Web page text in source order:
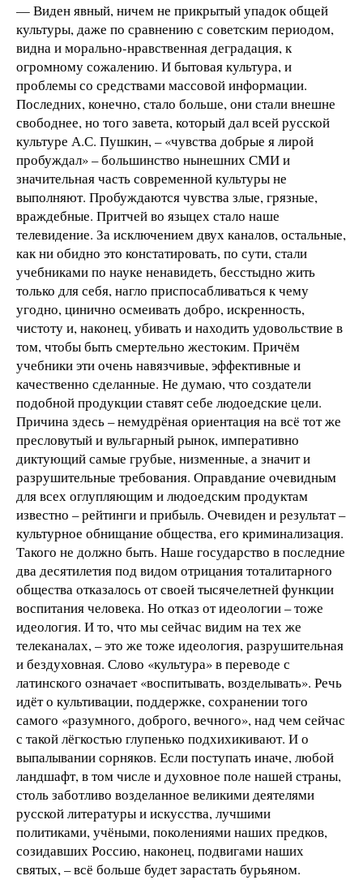
— Виден явный, ничем не прикрытый упадок общей
культуры, даже по сравнению с советским периодом,
видна и морально-нравственная деградация, к
огромному сожалению. И бытовая культура, и
проблемы со средствами массовой информации.
Последних, конечно, стало больше, они стали внешне
свободнее, но того завета, который дал всей русской
культуре А.С. Пушкин, – «чувства добрые я лирой
пробуждал» – большинство нынешних СМИ и
значительная часть современной культуры не
выполняют. Пробуждаются чувства злые, грязные,
враждебные. Притчей во языцех стало наше
телевидение. За исключением двух каналов, остальные,
как ни обидно это констатировать, по сути, стали
учебниками по науке ненавидеть, бесстыдно жить
только для себя, нагло приспосабливаться к чему
угодно, цинично осмеивать добро, искренность,
чистоту и, наконец, убивать и находить удовольствие в
том, чтобы быть смертельно жестоким. Причём
учебники эти очень навязчивые, эффективные и
качественно сделанные. Не думаю, что создатели
подобной продукции ставят себе людоедские цели.
Причина здесь – немудрёная ориентация на всё тот же
пресловутый и вульгарный рынок, императивно
диктующий самые грубые, низменные, а значит и
разрушительные требования. Оправдание очевидным
для всех оглупляющим и людоедским продуктам
известно – рейтинги и прибыль. Очевиден и результат –
культурное обнищание общества, его криминализация.
Такого не должно быть. Наше государство в последние
два десятилетия под видом отрицания тоталитарного
общества отказалось от своей тысячелетней функции
воспитания человека. Но отказ от идеологии – тоже
идеология. И то, что мы сейчас видим на тех же
телеканалах, – это же тоже идеология, разрушительная
и бездуховная. Слово «культура» в переводе с
латинского означает «воспитывать, возделывать». Речь
идёт о культивации, поддержке, сохранении того
самого «разумного, доброго, вечного», над чем сейчас
с такой лёгкостью глупенько подхихикивают. И о
выпалывании сорняков. Если поступать иначе, любой
ландшафт, в том числе и духовное поле нашей страны,
столь заботливо возделанное великими деятелями
русской литературы и искусства, лучшими
политиками, учёными, поколениями наших предков,
созидавших Россию, наконец, подвигами наших
святых, – всё больше будет зарастать бурьяном.